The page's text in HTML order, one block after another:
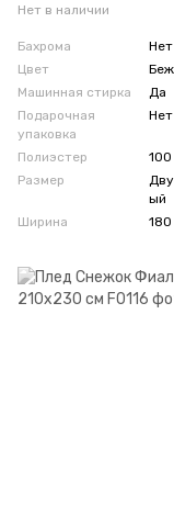
Нет в наличии
Бахрома
Нет
Цвет
Машинная стирка
Да
Подарочная
упаковка
Нет
Полиэстер
100
Размер
ый
Ширина
180